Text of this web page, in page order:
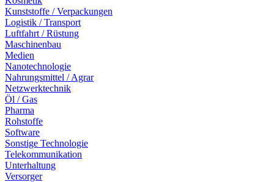
Kunststoffe / Verpackungen
Logistik / Transport
Luftfahrt / Rüstung
Maschinenbau
Medien
Nanotechnologie
Nahrungsmittel / Agrar
Netzwerktechnik
Öl / Gas
Pharma
Rohstoffe
Software
Sonstige Technologie
Telekommunikation
Unterhaltung
Versorger